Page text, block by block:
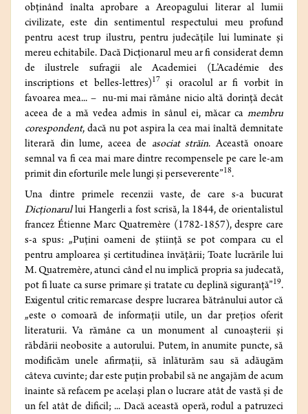
obținând înalta aprobare a Areopagului literar al lumii
civilizate, este din sentimentul respectului meu profund
pentru acest trup ilustru, pentru judecățile lui luminate și
mereu echitabile. Dacă Dicționarul meu ar fi considerat demn
de ilustrele sufragii ale Academiei (L’Académie des
inscriptions et belles-lettres)17
și oracolul ar fi vorbit în
favoarea mea... – nu-mi mai rămâne nicio altă dorință decât
aceea de a mă vedea admis în sânul ei, măcar ca membru
corespondent, dacă nu pot aspira la cea mai înaltă demnitate
literară din lume, aceea de asociat străin. Această onoare
semnal va fi cea mai mare dintre recompensele pe care le-am
primit din eforturile mele lungi și perseverente”18.
Una dintre primele recenzii vaste, de care s-a bucurat
Dicționarullui Hangerli a fost scrisă, la 1844, de orientalistul
francez Étienne Marc Quatremère (1782-1857), despre care
s-a spus: „Puțini oameni de știință se pot compara cu el
pentru amploarea și certitudinea învățării; Toate lucrările lui
M. Quatremère, atunci când el nu implică propria sa judecată,
pot fi luate ca surse primare și tratate cu deplină siguranță”19.
Exigentul critic remarcase despre lucrarea bătrânului autor că
„este o comoară de informații utile, un dar prețios oferit
literaturii. Va rămâne ca un monument al cunoașterii și
răbdării neobosite a autorului. Putem, în anumite puncte, să
modificăm unele afirmații, să înlăturăm sau să adăugăm
câteva cuvinte; dar este puțin probabil să ne angajăm de acum
înainte să refacem pe același plan o lucrare atât de vastă și de
un fel atât de dificil; ... Dacă această operă, rodul a patruzeci